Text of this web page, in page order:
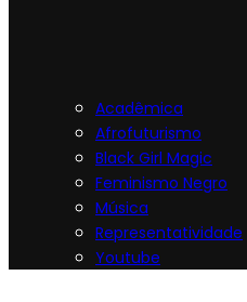
Acadêmica
Afrofuturismo
Black Girl Magic
Feminismo Negro
Música
Representatividade
Youtube